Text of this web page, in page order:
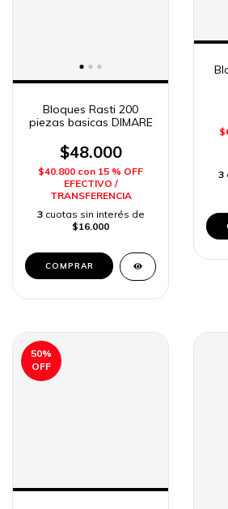
Bloques Rasti 200
piezas basicas DIMARE
$48.000
$40.800 con 15 % OFF
EFECTIVO /
TRANSFERENCIA
3 cuotas sin interés de
$16.000
3
50%
OFF